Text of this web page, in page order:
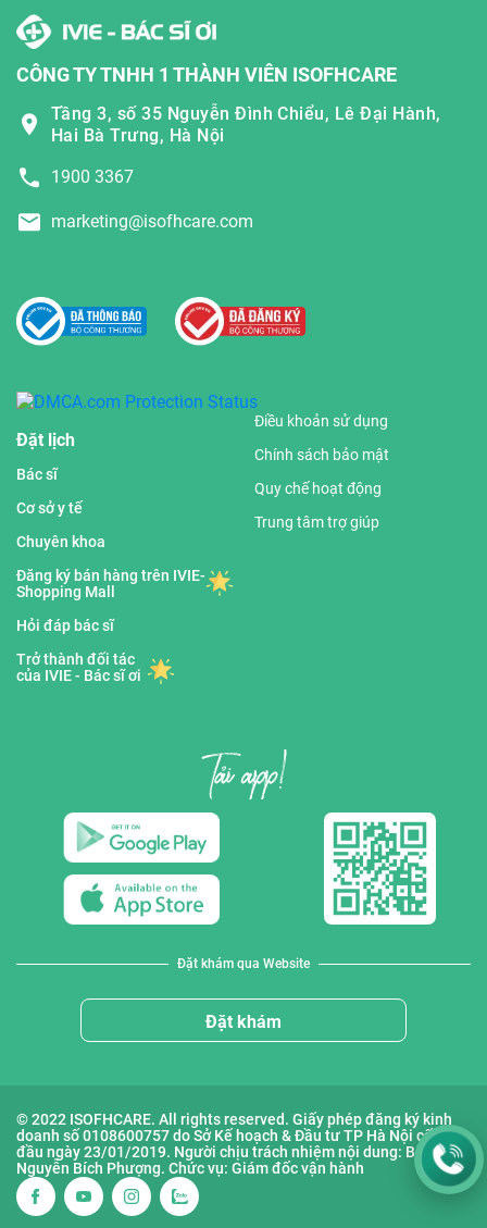
CÔNG TY TNHH 1 THÀNH VIÊN ISOFHCARE
Tầng 3, số 35 Nguyễn Đình Chiểu, Lê Đại Hành,
Hai Bà Trưng, Hà Nội
1900 3367
marketing@isofhcare.com
Đặt lịch
Bác sĩ
Cơ sở y tế
Chuyên khoa
Đăng ký bán hàng trên IVIE-
Shopping Mall
Hỏi đáp bác sĩ
Trở thành đối tác
của IVIE - Bác sĩ ơi
Điều khoản sử dụng
Chính sách bảo mật
Quy chế hoạt động
Trung tâm trợ giúp
Đặt khám qua Website
Đặt khám
© 2022 ISOFHCARE. All rights reserved. Giấy phép đăng ký kinh
doanh số 0108600757 do Sở Kế hoạch & Đầu tư TP Hà Nội cấp lần
đầu ngày 23/01/2019. Người chịu trách nhiệm nội dung: Bà
Nguyễn Bích Phượng. Chức vụ: Giám đốc vận hành